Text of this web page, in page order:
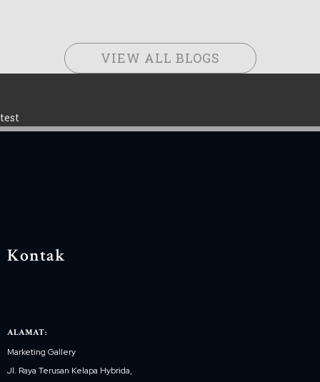
VIEW ALL BLOGS
test
Kontak
ALAMAT:
Marketing Gallery
Jl. Raya Terusan Kelapa Hybrida,